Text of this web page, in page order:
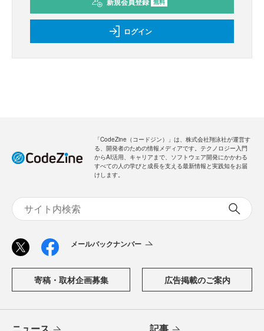
ログイン
「CodeZine（コードジン）」は、株式会社翔泳社が運営す
る、開発者のための情報メディアです。テクノロジー入門
からAI活用、キャリアまで、ソフトウェア開発にかかわる
すべての人の学びと成長を支える最新情報と実践知をお届
けします。
メールバックナンバー
寄稿・取材企画募集 広告掲載のご案内